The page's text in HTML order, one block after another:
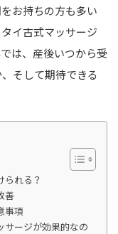
お持ちの方も多い
イ古式マッサージ
は、産後いつから受
そして期待できる
れる？
善
事項
サージが効果的なの